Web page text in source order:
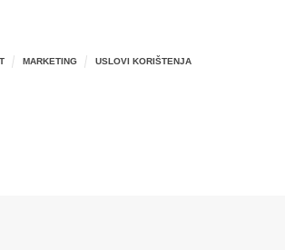
MARKETING USLOVI KORIŠTENJA